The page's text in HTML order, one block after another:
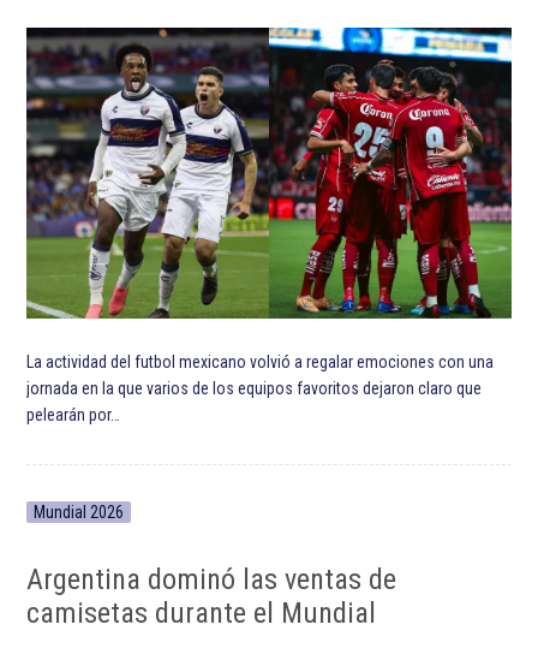
La actividad del futbol mexicano volvió a regalar emociones con una
jornada en la que varios de los equipos favoritos dejaron claro que
pelearán por…
Mundial 2026
Argentina dominó las ventas de
camisetas durante el Mundial